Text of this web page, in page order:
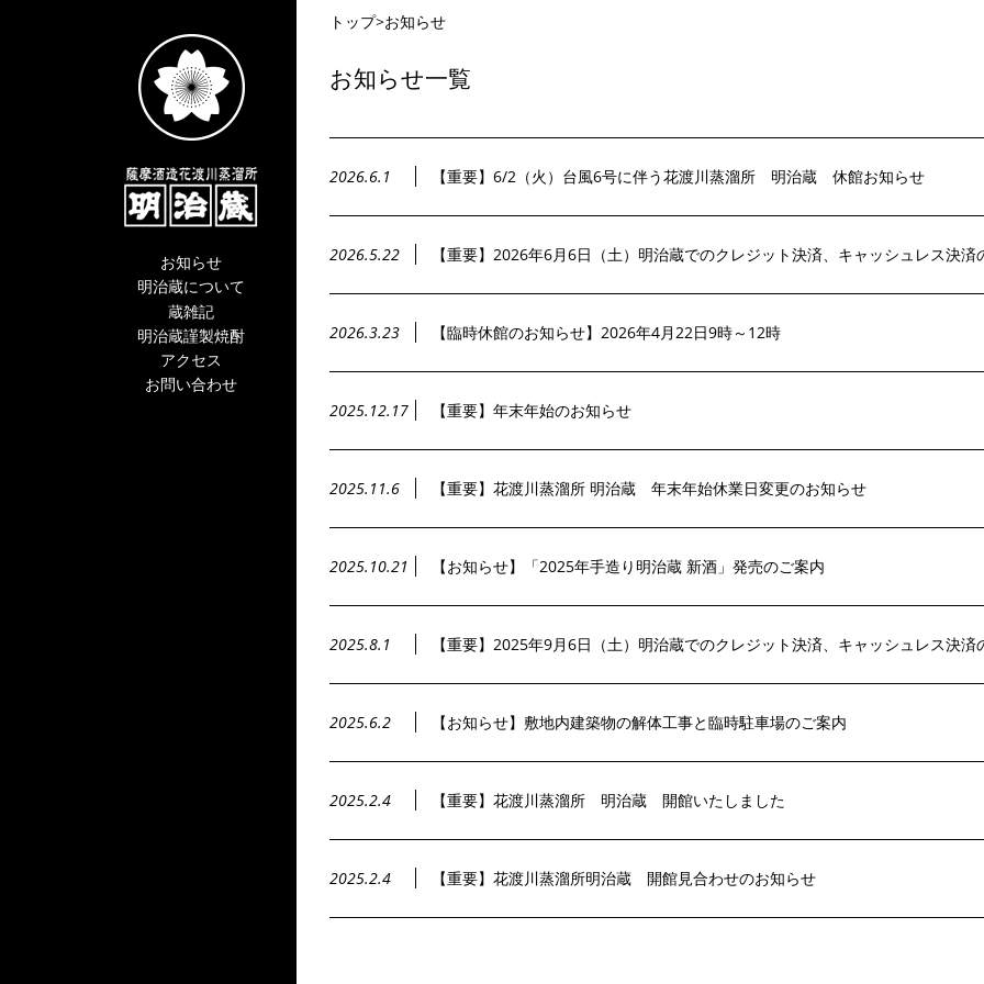
トップ>お知らせ
お知らせ一覧
2026.6.1 【重要】6/2（火）台風6号に伴う花渡川蒸溜所 明治蔵 休館お知らせ
2026.5.22 【重要】2026年6月6日（土）明治蔵でのクレジット決済、キャッシュレス決済
2026.3.23 【臨時休館のお知らせ】2026年4月22日9時～12時
2025.12.17 【重要】年末年始のお知らせ
2025.11.6 【重要】花渡川蒸溜所 明治蔵 年末年始休業日変更のお知らせ
2025.10.21 【お知らせ】「2025年手造り明治蔵 新酒」発売のご案内
2025.8.1 【重要】2025年9月6日（土）明治蔵でのクレジット決済、キャッシュレス決済
2025.6.2 【お知らせ】敷地内建築物の解体工事と臨時駐車場のご案内
2025.2.4 【重要】花渡川蒸溜所 明治蔵 開館いたしました
2025.2.4 【重要】花渡川蒸溜所明治蔵 開館見合わせのお知らせ
お知らせ
明治蔵について
蔵雑記
明治蔵謹製焼酎
アクセス
お問い合わせ